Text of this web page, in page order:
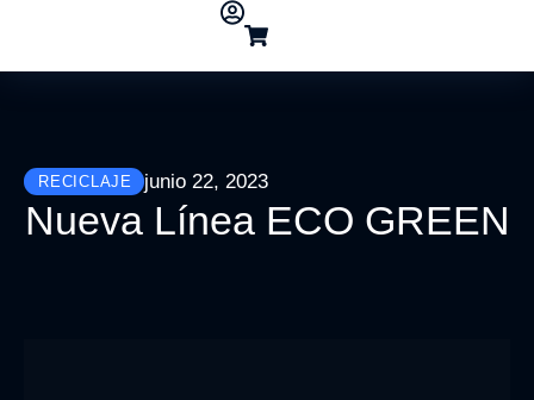
RECICLAJE junio 22, 2023
Nueva Línea ECO GREEN